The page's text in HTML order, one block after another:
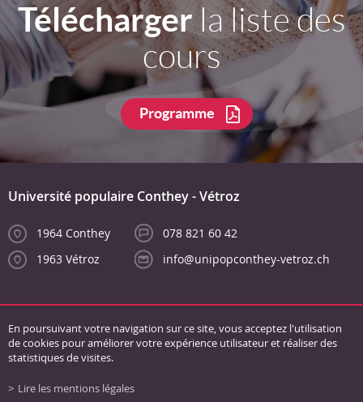
Téléchargerla liste des
cours
Programme
Université populaire Conthey - Vétroz
1964 Conthey
1963 Vétroz
078 821 60 42
info@unipopconthey-vetroz.ch
En poursuivant votre navigation sur ce site, vous acceptez l'utilisation
de cookies pour améliorer votre expérience utilisateur et réaliser des
statistiques de visites.
Lire les mentions légales